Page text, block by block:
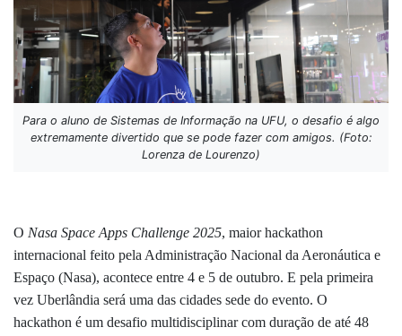
Para o aluno de Sistemas de Informação na UFU, o desafio é algo
extremamente divertido que se pode fazer com amigos. (Foto:
Lorenza de Lourenzo)
O Nasa Space Apps Challenge 2025, maior hackathon
internacional feito pela Administração Nacional da Aeronáutica e
Espaço (Nasa), acontece entre 4 e 5 de outubro. E pela primeira
vez Uberlândia será uma das cidades sede do evento. O
hackathon é um desafio multidisciplinar com duração de até 48